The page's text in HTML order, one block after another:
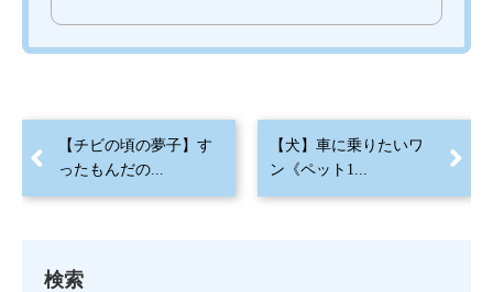
【チビの頃の夢子】す
ったもんだの...
【犬】車に乗りたいワ
ン《ペット1...
検索